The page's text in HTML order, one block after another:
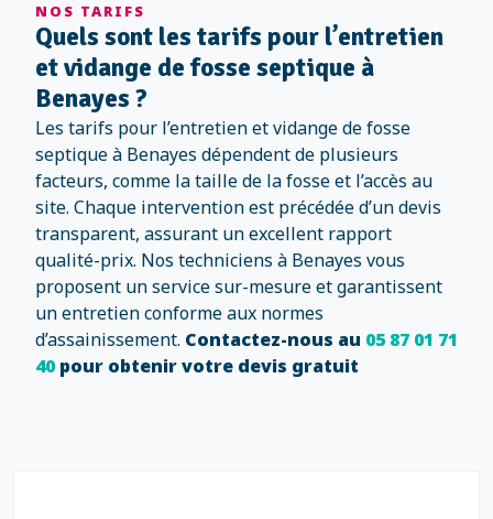
NOS TARIFS
Quels sont les tarifs pour l’entretien
et vidange de fosse septique à
Benayes ?
Les tarifs pour l’entretien et vidange de fosse
septique à Benayes dépendent de plusieurs
facteurs, comme la taille de la fosse et l’accès au
site. Chaque intervention est précédée d’un devis
transparent, assurant un excellent rapport
qualité-prix. Nos techniciens à Benayes vous
proposent un service sur-mesure et garantissent
un entretien conforme aux normes
d’assainissement. Contactez-nous au 05 87 01 71
40pour obtenir votre devis gratuit